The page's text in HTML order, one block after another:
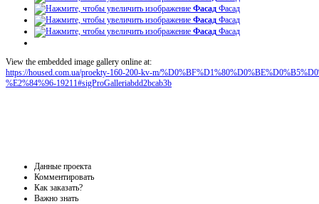
Фасад Фасад
Фасад Фасад
Фасад Фасад
View the embedded image gallery online at:
https://housed.com.ua/proekty-160-200-kv-m/
%E2%84%96-19211#sigProGalleriabdd2bcab3b
Данные проекта
Комментировать
Как заказать?
Важно знать